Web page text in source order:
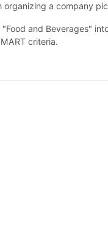
organizing a company
and Beverages"
criteria.